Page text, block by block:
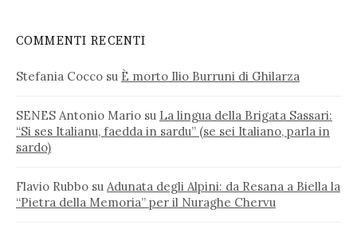
COMMENTI RECENTI
Stefania Cocco su È morto Ilio Burruni di Ghilarza
SENES Antonio Mario su La lingua della Brigata Sassari:
“Si ses Italianu, faedda in sardu” (se sei Italiano, parla in
sardo)
Flavio Rubbo su Adunata degli Alpini: da Resana a Biella la
“Pietra della Memoria” per il Nuraghe Chervu